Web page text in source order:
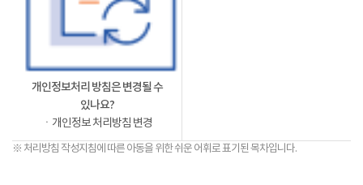
개인정보처리 방침은 변경될 수
있나요?
ㆍ개인정보 처리방침 변경
※ 처리방침 작성지침에 따른 아동을 위한 쉬운 어휘로 표기된 목차입니다.